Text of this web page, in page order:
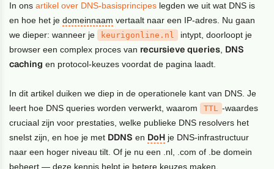
In onsartikel over DNS-basisprincipes legden we uit wat DNS is
en hoe het jedomeinnaam vertaalt naar een IP-adres. Nu gaan
we dieper: wanneer je
keurigonline.nl
intypt, doorloopt je
browser een complex proces van recursieve queries DNS
caching en protocol-keuzes voordat de pagina laadt.
In dit artikel duiken we diep in de operationele kant van DNS. Je
leert hoe DNS queries worden verwerkt, waarom
TTL -waardes
cruciaal zijn voor prestaties, welke publieke DNS resolvers het
snelst zijn, en hoe je met DDNS en DoH je DNS-infrastructuur
naar een hoger niveau tilt. Of je nu een .nl, .com of .be domein
beheert — deze kennis helpt je betere keuzes maken.